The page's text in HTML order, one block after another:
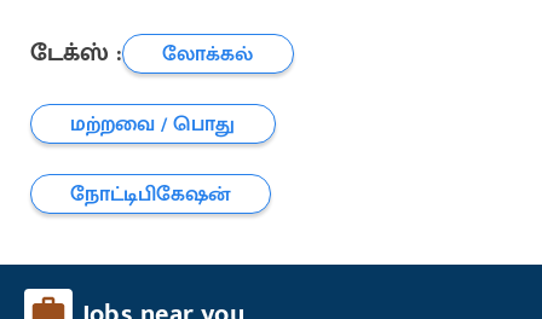
டேக்ஸ் :
லோக்கல்
மற்றவை / பொது
நோட்டிபிகேஷன்